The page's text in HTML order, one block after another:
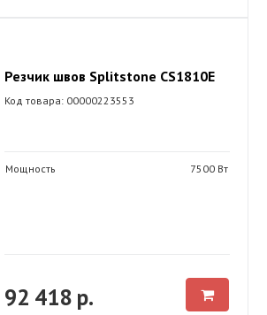
Резчик швов Splitstone CS1810Е
Код товара: 00000223553
Мощность 7500 Вт
92 418 р.